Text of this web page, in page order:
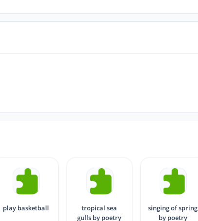
play basketball
tropical sea
gulls by poetry
singing of spring
by poetry